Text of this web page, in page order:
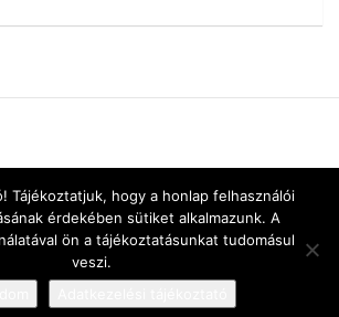
Tájékoztatjuk, hogy a honlap felhasználói
érdekében sütiket alkalmazunk. A
ön a tájékoztatásunkat tudomásul
veszi.